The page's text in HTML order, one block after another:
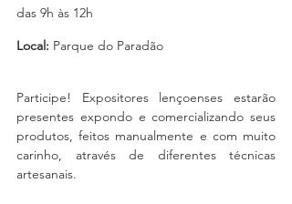
das 9h às 12h
Local: Parque do Paradão
Participe! Expositores lençoenses estarão
presentes expondo e comercializando seus
produtos, feitos manualmente e com muito
carinho, através de diferentes técnicas
artesanais.